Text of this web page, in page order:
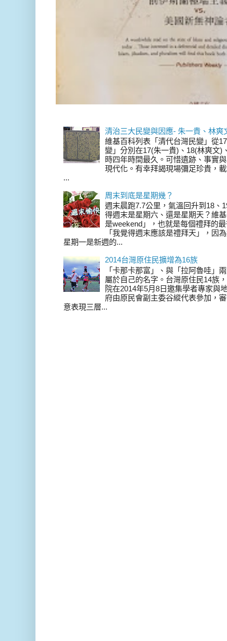
清治三大民變與因應- 朱一貴、林爽
維基百科列表「清代台灣民變」從
變」分別在17(朱一貴)、18(林爽文)
時四年時間最久。可惜遺跡、事實
現代化。有幸拜謁現場彌足珍貴，
...
周末到底是星期幾？
週末晨跑7.7公里，氣溫回升到18、
得週末是星期六、還是星期天？維
是weekend」，也就是每個禮拜的
「我覺得週末應該是禮拜天」，因
星期一是新週的...
2014台灣原住民擴增為16族
「卡那卡那富」、與「拉阿魯哇」
屬於自己的名字。台灣原住民14族
院在2014年5月8日邀集學者專家與
府由原民會副主委谷縱代表參加，
意表現三層...